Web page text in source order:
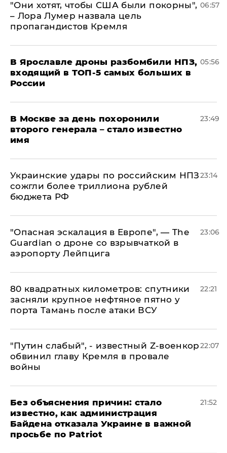
"Они хотят, чтобы США были покорны",
– Лора Лумер назвала цель
пропагандистов Кремля
06:57
В Ярославле дроны разбомбили НПЗ,
входящий в ТОП-5 самых больших в
России
05:56
В Москве за день похоронили
второго генерала – стало известно
имя
23:49
Украинские удары по российским НПЗ
сожгли более триллиона рублей
бюджета РФ
23:14
"Опасная эскалация в Европе", — The
Guardian о дроне со взрывчаткой в
аэропорту Лейпцига
23:06
80 квадратных километров: спутники
засняли крупное нефтяное пятно у
порта Тамань после атаки ВСУ
22:21
​"Путин слабый", - известный Z-военкор
обвинил главу Кремля в провале
войны
22:07
Без объяснения причин: стало
известно, как администрация
Байдена отказала Украине в важной
просьбе по Patriot
21:52